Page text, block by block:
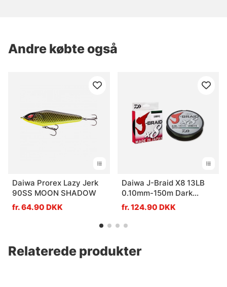
Andre købte også
Daiwa Prorex Lazy Jerk
90SS MOON SHADOW
fr. 64.90 DKK
Daiwa J-Braid X8 13LB
0.10mm-150m Dark
Green
fr. 124.90 DKK
Relaterede produkter